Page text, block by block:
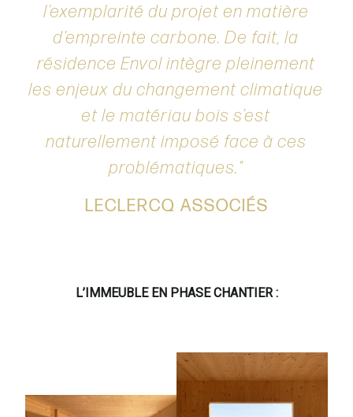
l’exemplarité du projet en matière
d’empreinte carbone. De fait, la
résidence Envol intègre pleinement
les enjeux du changement climatique
et le matériau bois s’est
naturellement imposé face à ces
problématiques.
LECLERCQ ASSOCIÉS
L’IMMEUBLE EN PHASE CHANTIER :